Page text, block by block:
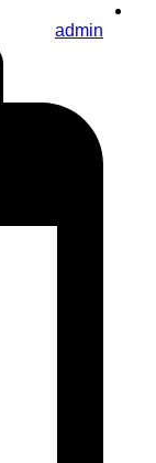
admin